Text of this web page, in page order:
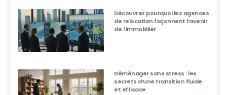
Découvrez pourquoi les agences
de relocation façonnent l’avenir
de l’immobilier
Déménager sans stress : les
secrets d’une transition fluide
et efficace